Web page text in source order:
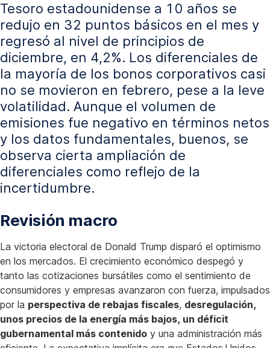
Tesoro estadounidense a 10 años se
redujo en 32 puntos básicos en el mes y
regresó al nivel de principios de
diciembre, en 4,2%. Los diferenciales de
la mayoría de los bonos corporativos casi
no se movieron en febrero, pese a la leve
volatilidad. Aunque el volumen de
emisiones fue negativo en términos netos
y los datos fundamentales, buenos, se
observa cierta ampliación de
diferenciales como reflejo de la
incertidumbre.
Revisión macro
La victoria electoral de Donald Trump disparó el optimismo
en los mercados. El crecimiento económico despegó y
tanto las cotizaciones bursátiles como el sentimiento de
consumidores y empresas avanzaron con fuerza, impulsados
por la perspectiva de rebajas fiscales, desregulación,
unos precios de la energía más bajos, un déficit
gubernamental más contenido y una administración más